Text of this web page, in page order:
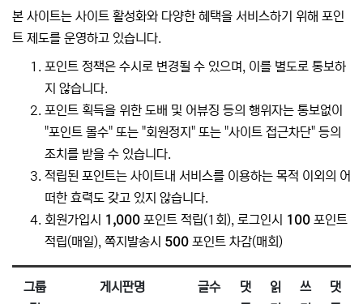
본 사이트는 사이트 활성화와 다양한 혜택을 서비스하기 위해 포인
트 제도를 운영하고 있습니다.
포인트 정책은 수시로 변경될 수 있으며, 이를 별도로 통보하
지 않습니다.
포인트 획득을 위한 도배 및 어뷰징 등의 행위자는 통보없이
"포인트 몰수" 또는 "회원정지" 또는 "사이트 접근차단" 등의
조치를 받을 수 있습니다.
적립된 포인트는 사이트내 서비스를 이용하는 목적 이외의 어
떠한 효력도 갖고 있지 않습니다.
회원가입시 1,000 포인트 적립(1회), 로그인시 100 포인트
적립(매일), 쪽지발송시 500 포인트 차감(매회)
그룹
게시판명 글수
댓
읽
쓰
댓